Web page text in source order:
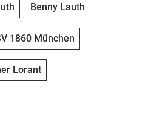
Benny Lauth
1860 München
Lorant